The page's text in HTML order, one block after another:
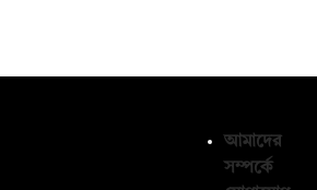
আমাদের
সম্পর্কে